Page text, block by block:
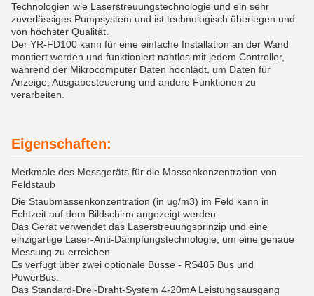
Technologien wie Laserstreuungstechnologie und ein sehr
zuverlässiges Pumpsystem und ist technologisch überlegen und
von höchster Qualität.
Der YR-FD100 kann für eine einfache Installation an der Wand
montiert werden und funktioniert nahtlos mit jedem Controller,
während der Mikrocomputer Daten hochlädt, um Daten für
Anzeige, Ausgabesteuerung und andere Funktionen zu
verarbeiten.
Eigenschaften:
Merkmale des Messgeräts für die Massenkonzentration von
Feldstaub
Die Staubmassenkonzentration (in ug/m3) im Feld kann in
Echtzeit auf dem Bildschirm angezeigt werden.
Das Gerät verwendet das Laserstreuungsprinzip und eine
einzigartige Laser-Anti-Dämpfungstechnologie, um eine genaue
Messung zu erreichen.
Es verfügt über zwei optionale Busse - RS485 Bus und
PowerBus.
Das Standard-Drei-Draht-System 4-20mA Leistungsausgang